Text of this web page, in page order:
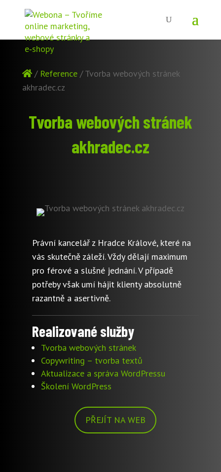
/ Reference/Tvorba webových stránek
akhradec.cz
Tvorba webových stránek
akhradec.cz
Právní kancelář z Hradce Králové, které na
vás skutečně záleží. Vždy dělají maximum
pro férové a slušné jednání. V případě
potřeby však umí hájit klienty absolutně
razantně a asertivně.
Realizované služby
Tvorba webových stránek
Copywriting – tvorba textů
Aktualizace a správa WordPressu
Školení WordPress
PŘEJÍT NA WEB